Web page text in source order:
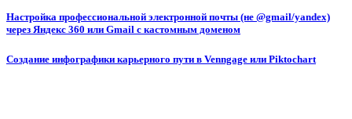
Настройка профессиональной электронной почты (не @gmail/yandex)
через Яндекс 360 или Gmail с кастомным доменом
Создание инфографики карьерного пути в Venngage или Piktochart